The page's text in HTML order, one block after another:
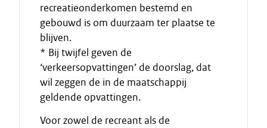
recreatieonderkomen bestemd en
gebouwd is om duurzaam ter plaatse te
blijven.
* Bij twijfel geven de
‘verkeersopvattingen’ de doorslag, dat
wil zeggen de in de maatschappij
geldende opvattingen.
Voor zowel de recreant als de